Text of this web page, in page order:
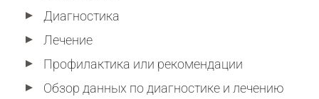
Диагностика
Лечение
Профилактика или рекомендации
Обзор данных по диагностике и лечению